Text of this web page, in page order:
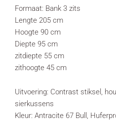
Formaat: Bank 3 zits
Lengte 205 cm
Hoogte 90 cm
Diepte 95 cm
zitdiepte 55 cm
zithoogte 45 cm
Uitvoering: Contrast stiksel,
sierkussens
Kleur: Antracite 67 Bull,